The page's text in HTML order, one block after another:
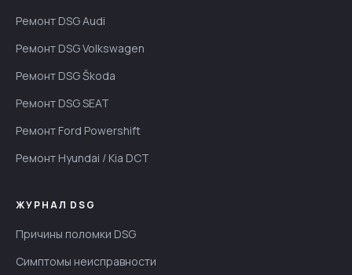
Ремонт DSG Audi
Ремонт DSG Volkswagen
Ремонт DSG Škoda
Ремонт DSG SEAT
Ремонт Ford Powershift
Ремонт Hyundai / Kia DCT
ЖУРНАЛ DSG
Причины поломки DSG
Симптомы неисправности